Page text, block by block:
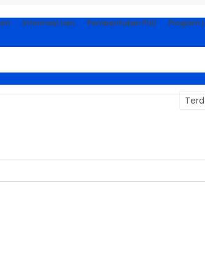
Informasi Lain Pembentukan PUU Program